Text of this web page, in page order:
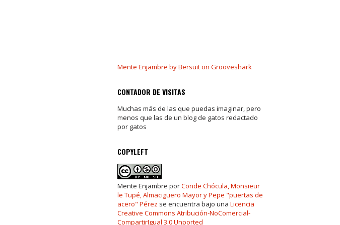
Mente Enjambre by Bersuit on Grooveshark
CONTADOR DE VISITAS
Muchas más de las que puedas imaginar, pero
menos que las de un blog de gatos redactado
por gatos
COPYLEFT
Mente Enjambre porConde Chócula, Monsieur
le Tupé, Almaciguero Mayor y Pepe "puertas de
acero" Pérez se encuentra bajo una Licencia
Creative Commons Atribución-NoComercial-
CompartirIgual 3.0 Unported